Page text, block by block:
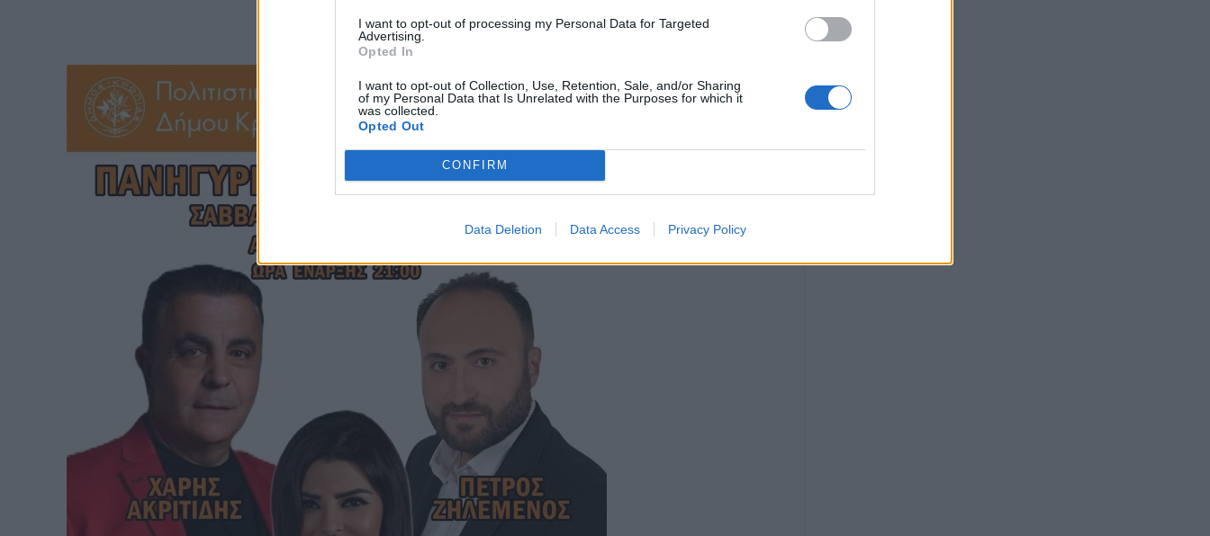
I want to opt-out of processing my Personal Data for Targeted
Advertising.
Opted In
I want to opt-out of Collection, Use, Retention, Sale, and/or Sharing
of my Personal Data that Is Unrelated with the Purposes for which it
was collected.
Opted Out
CONFIRM
Data Deletion Data Access Privacy Policy